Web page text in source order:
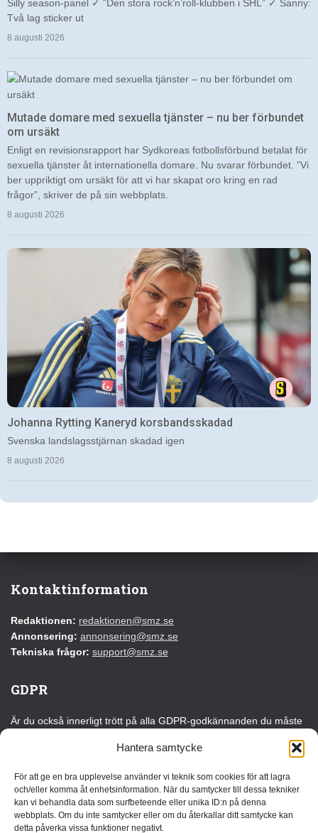
Hantera samtycke
För att ge en bra upplevelse använder vi teknik som cookies för att lagra
och/eller komma åt enhetsinformation. När du samtycker till dessa tekniker
kan vi behandla data som surfbeteende eller unika ID:n på denna
webbplats. Om du inte samtycker eller om du återkallar ditt samtycke kan
detta påverka vissa funktioner negativt.
Silly season-panel ✓ ”Den stora rock’n’roll-klubben i SHL” ✓ Sanny:
Två lag sticker ut
8 augusti 2026
Mutade domare med sexuella tjänster – nu ber förbundet
om ursäkt
Enligt en revisionsrapport har Sydkoreas fotbollsförbund betalat för
sexuella tjänster åt internationella domare. Nu svarar förbundet. ”Vi
ber uppriktigt om ursäkt för att vi har skapat oro kring en rad
frågor”, skriver de på sin webbplats.
8 augusti 2026
Johanna Rytting Kaneryd korsbandsskadad
Svenska landslagsstjärnan skadad igen
8 augusti 2026
Kontaktinformation
Redaktionen: redaktionen@smz.se
Annonsering: annonsering@smz.se
Tekniska frågor: support@smz.se
GDPR
Är du också innerligt trött på alla GDPR-godkännanden du måste
Läs vår GDPR-information
Annonsera